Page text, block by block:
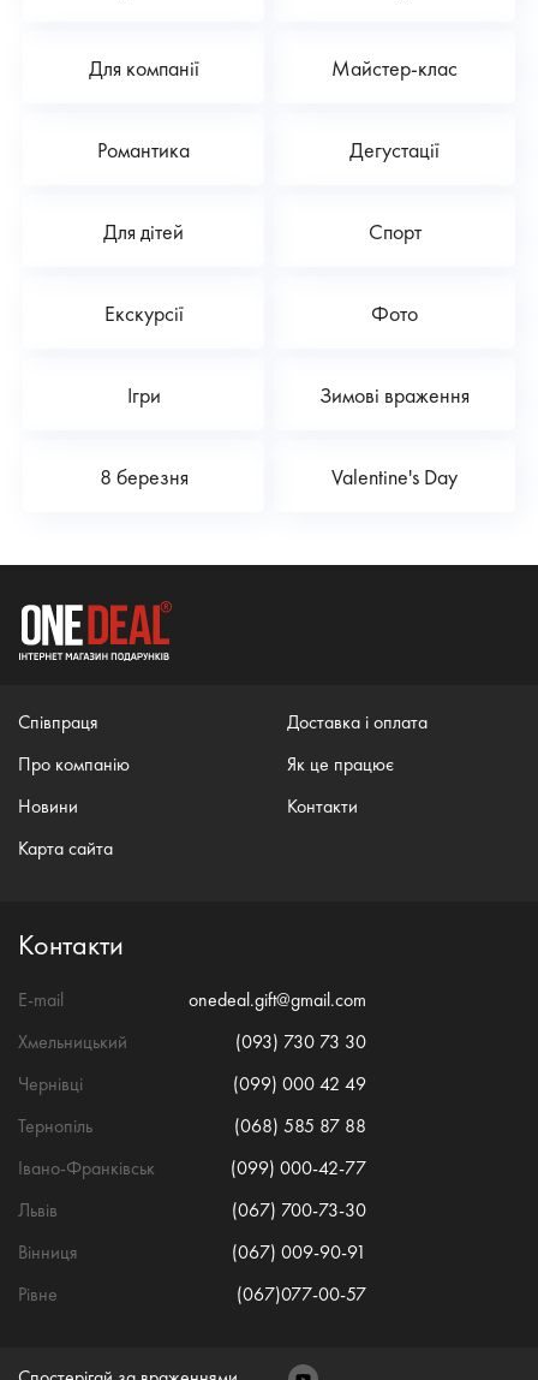
Для компанії Майстер-клас
Романтика Дегустації
Для дітей Спорт
Екскурсії Фото
Ігри Зимові враження
8 березня Valentine's Day
Співпраця
Про компанію
Новини
Карта сайта
Доставка і оплата
Як це працює
Контакти
Контакти
E-mail
onedeal.gift@gmail.com
Хмельницький
(093) 730 73 30
Чернівці
(099) 000 42 49
Тернопіль
(068) 585 87 88
Івано-Франківськ
(099) 000-42-77
Львів
(067) 700-73-30
Вінниця
(067) 009-90-91
Рівне
(067)077-00-57